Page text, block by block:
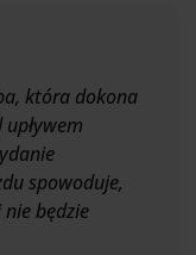
która dokona
spowoduje,
będzie